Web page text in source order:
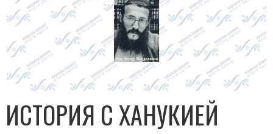
ИСТОРИЯ С ХАНУКИЕЙ